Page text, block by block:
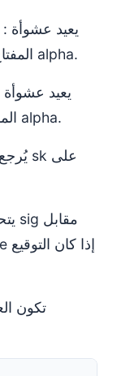
: يعيد عشوأة
المفتاح الخاص، باستخدام قيمة قياسية سرية alpha.
المفتاح العام، باستخدام قيمة عددية سرية alpha.